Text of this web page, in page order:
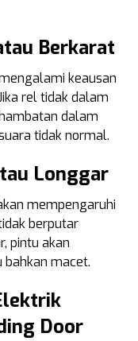
Berkarat
keausan
rel tidak dalam
dalam
tidak normal.
Longgar
mempengaruhi
berputar
pintu akan
macet.
Door